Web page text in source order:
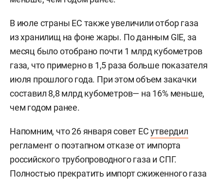
В июле страны ЕС также увеличили отбор газа
из хранилищ на фоне жары. По данным GIE, за
месяц было отобрано почти 1 млрд кубометров
газа, что примерно в 1,5 раза больше показателя
июля прошлого года. При этом объем закачки
составил 8,8 млрд кубометров— на 16% меньше,
чем годом ранее.
Напомним, что 26 января совет ЕСутвердил
регламент о поэтапном отказе от импорта
российского трубопроводного газа и СПГ.
Полностью прекратить импорт сжиженного газа